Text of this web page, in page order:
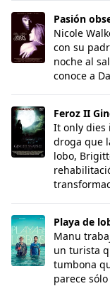
Pasión obsesiva
Pasión
Nicole
con su
noche al
conoce a
Feroz II Ginger
Feroz II
It only dies
droga que
lobo,
Playa de lobos
Playa de
Manu
un turista
tumbona
parece